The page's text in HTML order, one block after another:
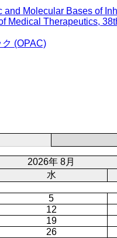
and Molecular Bases of
Medical Therapeutics,
(OPAC)
2026年 8月
水
5
12
19
26